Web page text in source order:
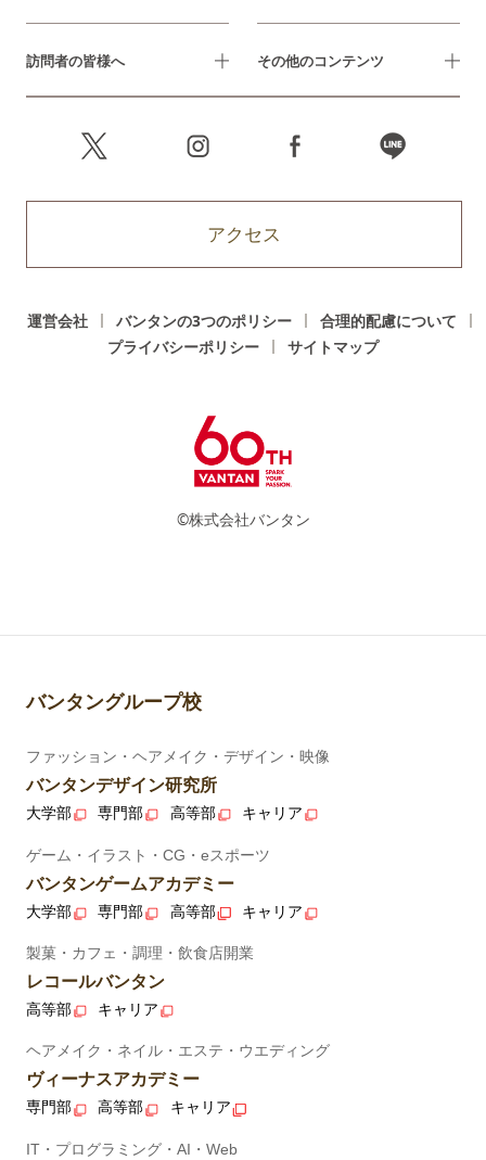
訪問者の皆様へ その他のコンテンツ
アクセス
運営会社 バンタンの3つのポリシー
合理的配慮について
プライバシーポリシー
サイトマップ
©株式会社バンタン
バンタングループ校
ファッション・ヘアメイク・デザイン・映像
バンタンデザイン研究所
大学部 専門部 高等部 キャリア
ゲーム・イラスト・CG・eスポーツ
バンタンゲームアカデミー
大学部 専門部 高等部 キャリア
製菓・カフェ・調理・飲食店開業
レコールバンタン
高等部 キャリア
ヘアメイク・ネイル・エステ・ウエディング
ヴィーナスアカデミー
専門部 高等部 キャリア
IT・プログラミング・AI・Web